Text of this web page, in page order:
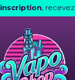
inscription, recevez